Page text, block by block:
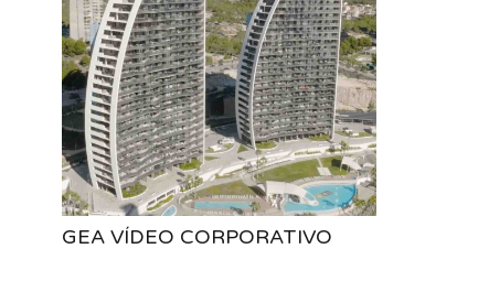
GEA VÍDEO CORPORATIVO